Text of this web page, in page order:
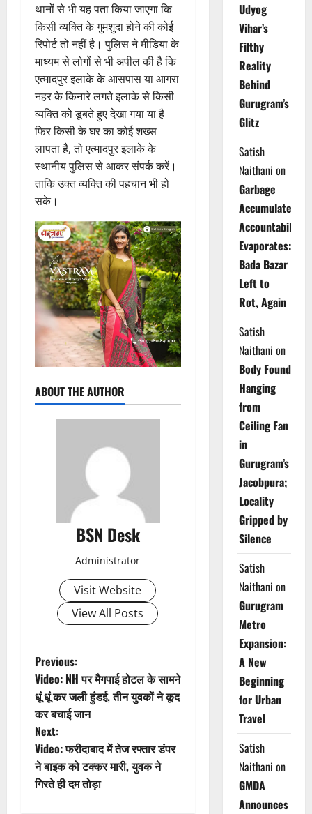
थानों से भी यह पता किया जाएगा कि
किसी व्यक्ति के गुमशुदा होने की कोई
रिपोर्ट तो नहीं है। पुलिस ने मीडिया के
माध्यम से लोगों से भी अपील की है कि
एत्मादपुर इलाके के आसपास या आगरा
नहर के किनारे लगते इलाके से किसी
व्यक्ति को डूबते हुए देखा गया या है
फिर किसी के घर का कोई शख्स
लापता है, तो एत्मादपुर इलाके के
स्थानीय पुलिस से आकर संपर्क करें।
ताकि उक्त व्यक्ति की पहचान भी हो
सके।
ABOUT THE AUTHOR
BSN Desk
Administrator
Visit Website
View All Posts
P
o
s
t
n
Previous:
Video: NH पर मैगपाई होटल के सामने
धूं धूं कर जली हुंडई, तीन युवकों ने कूद
कर बचाई जान
Next:
Video: फरीदाबाद में तेज रफ्तार डंपर
ने बाइक को टक्कर मारी, युवक ने
गिरते ही दम तोड़ा
Udyog
Vihar’s
Filthy
Reality
Behind
Gurugram’s
Glitz
Satish
Naithani on
Garbage
Accumulates,
Accountability
Evaporates:
Bada Bazar
Left to
Rot, Again
Satish
Naithani on
Body Found
Hanging
from
Ceiling Fan
in
Gurugram’s
Jacobpura;
Locality
Gripped by
Silence
Satish
Naithani on
Gurugram
Metro
Expansion:
A New
Beginning
for Urban
Travel
Satish
Naithani on
GMDA
Announces